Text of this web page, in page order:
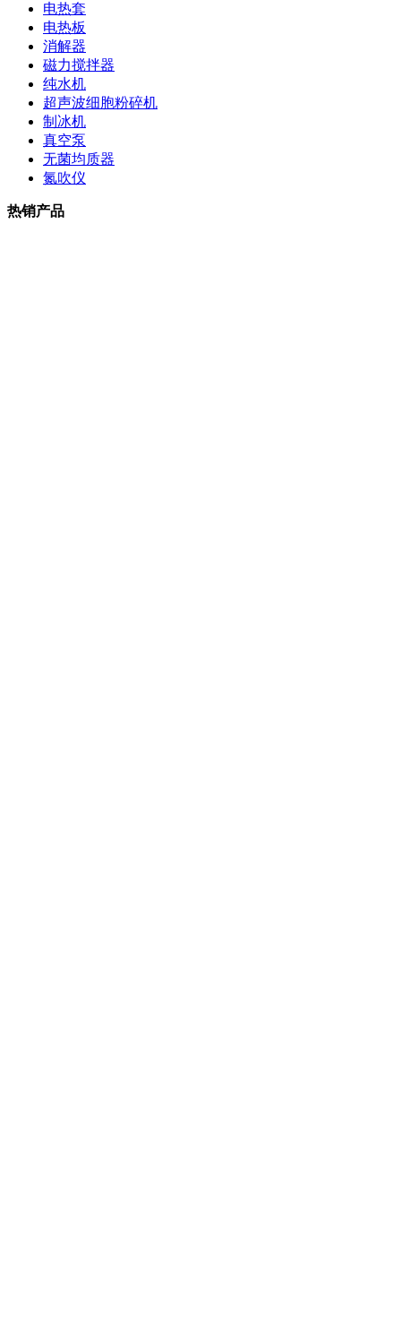
电热套
电热板
消解器
磁力搅拌器
纯水机
超声波细胞粉碎机
制冰机
真空泵
无菌均质器
氮吹仪
热销产品